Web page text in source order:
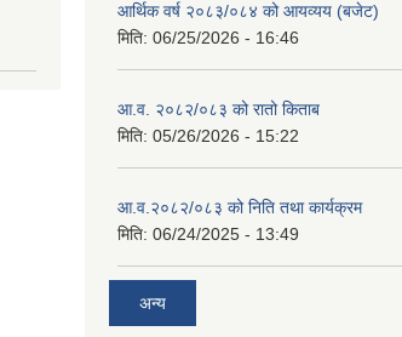
आर्थिक वर्ष २०८३/०८४ को आयव्यय (बजेट)
मिति: 06/25/2026 - 16:46
आ.व. २०८२/०८३ को रातो किताब
मिति: 05/26/2026 - 15:22
आ.व.२०८२/०८३ को निति तथा कार्यक्रम
मिति: 06/24/2025 - 13:49
अन्य